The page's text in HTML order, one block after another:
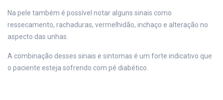
Na pele também é possível notar alguns sinais como
ressecamento, rachaduras, vermelhidão, inchaço e alteração no
aspecto das unhas.
A combinação desses sinais e sintomas é um forte indicativo que
o paciente esteja sofrendo com pé diabético.